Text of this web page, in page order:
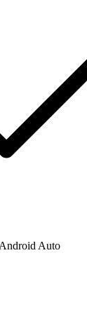
Auto